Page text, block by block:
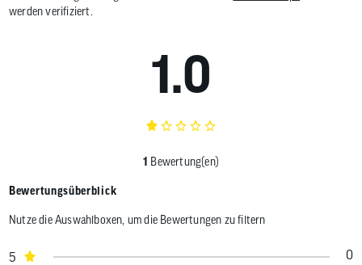
werden verifiziert.
1.0
1 Bewertung(en)
Bewertungsüberblick
Nutze die Auswahlboxen, um die Bewertungen zu filtern
5 0